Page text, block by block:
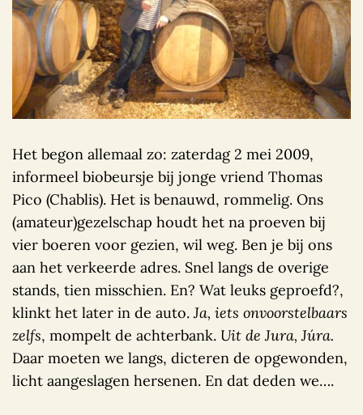
Het begon allemaal zo: zaterdag 2 mei 2009,
informeel biobeursje bij jonge vriend Thomas
Pico (Chablis). Het is benauwd, rommelig. Ons
(amateur)gezelschap houdt het na proeven bij
vier boeren voor gezien, wil weg. Ben je bij ons
aan het verkeerde adres. Snel langs de overige
stands, tien misschien. En? Wat leuks geproefd?,
klinkt het later in de auto.Ja, iets onvoorstelbaars
zelfs, mompelt de achterbank. Uit de Jura, Júra.
Daar moeten we langs, dicteren de opgewonden,
licht aangeslagen hersenen. En dat deden we….